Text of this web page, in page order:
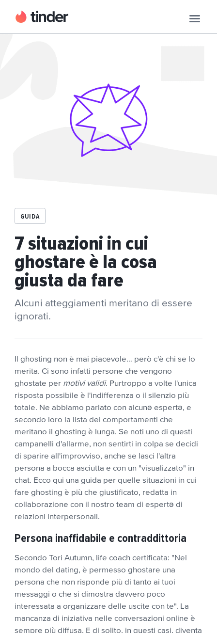
GUIDA
7 situazioni in cui
ghostare è la cosa
giusta da fare
Alcuni atteggiamenti meritano di essere
ignorati.
Il ghosting non è mai piacevole… però c'è chi se lo
merita. Ci sono infatti persone che vengono
ghostate per motivi validi. Purtroppo a volte l'unica
risposta possibile è l'indifferenza o il silenzio più
totale. Ne abbiamo parlato con alcunə espertə, e
secondo loro la lista dei comportamenti che
meritano il ghosting è lunga. Se noti uno di questi
campanelli d'allarme, non sentirti in colpa se decidi
di sparire all'improvviso, anche se lasci l'altra
persona a bocca asciutta e con un "visualizzato" in
chat. Ecco qui una guida per quelle situazioni in cui
fare ghosting è più che giustificato, redatta in
collaborazione con il nostro team di espertə di
relazioni interpersonali.
Persona inaffidabile e contraddittoria
Secondo Tori Autumn, life coach certificata: "Nel
mondo del dating, è permesso ghostare una
persona che non risponde più di tanto ai tuoi
messaggi o che si dimostra davvero poco
interessata a organizzare delle uscite con te". La
mancanza di iniziativa nelle conversazioni online è
sempre più diffusa. E di solito, in questi casi, diventa